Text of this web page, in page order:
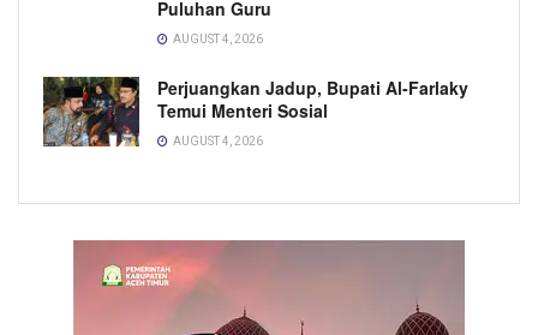
Puluhan Guru
AUGUST 4, 2026
Perjuangkan Jadup, Bupati Al-Farlaky
Temui Menteri Sosial
AUGUST 4, 2026